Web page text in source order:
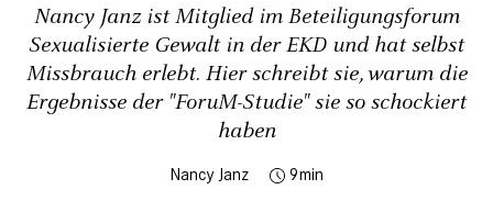
Nancy Janz ist Mitglied im Beteiligungsforum
Sexualisierte Gewalt in der EKD und hat selbst
Missbrauch erlebt. Hier schreibt sie, warum die
Ergebnisse der "ForuM-Studie" sie so schockiert
haben
Nancy Janz 9